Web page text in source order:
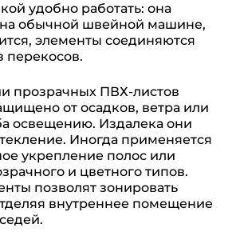
удобно работать: она
обычной швейной машине,
элементы соединяются
перекосов.
прозрачных ПВХ-листов
от осадков, ветра или
освещению. Издалека они
Иногда применяется
укрепление полос или
и цветного типов.
позволят зонировать
внутреннее помещение